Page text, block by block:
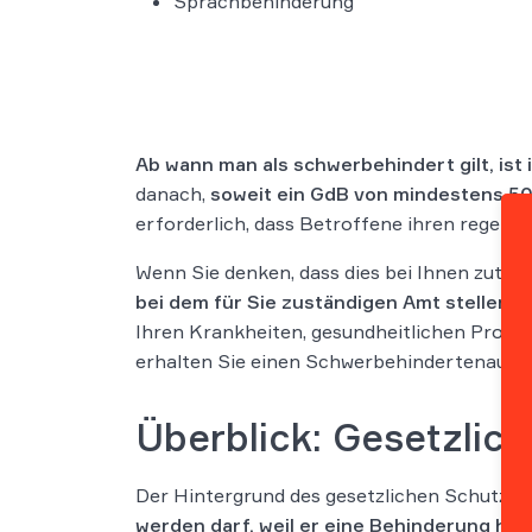
Ab wann man als schwerbehindert gilt, ist
danach, soweit ein GdB von mindestens
erforderlich, dass Betroffene ihren
Wenn Sie denken, dass dies bei Ihnen
bei dem für Sie zuständigen Amt stellen
Ihren Krankheiten, gesundheitlichen
erhalten Sie einen
Überblick:
Der Hintergrund des gesetzlichen
werden darf, weil er eine Behinderung hat.